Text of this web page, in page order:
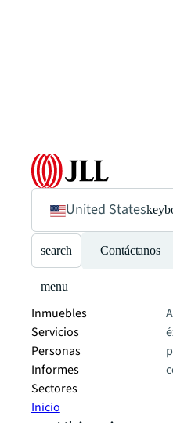
United States
search Contáctanos
menu
Inmuebles
Servicios
Personas
Informes
Sectores
Inicio